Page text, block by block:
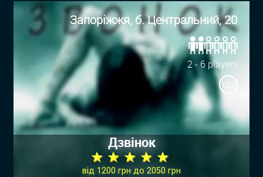
Запоріжжя, б. Центральний, 20
2 - 6 players
12+
Дзвінок
★ ★ ★ ★ ★
від 1200 грн до 2050 грн